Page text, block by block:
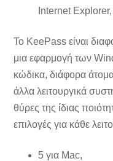
Internet
Το KeePass είναι
μια εφαρμογή των
κώδικα, διάφορα
άλλα λειτουργικά
θύρες της ίδιας
επιλογές για κάθε
5 για Mac,